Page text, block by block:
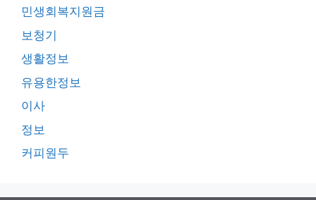
민생회복지원금
보청기
생활정보
유용한정보
이사
정보
커피원두